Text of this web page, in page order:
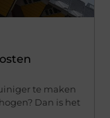
te maken
Dan is het